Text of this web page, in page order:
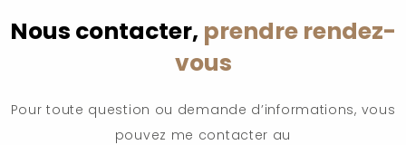
Nous contacter, prendre rendez-
vous
Pour toute question ou demande d’informations, vous
pouvez me contacter au